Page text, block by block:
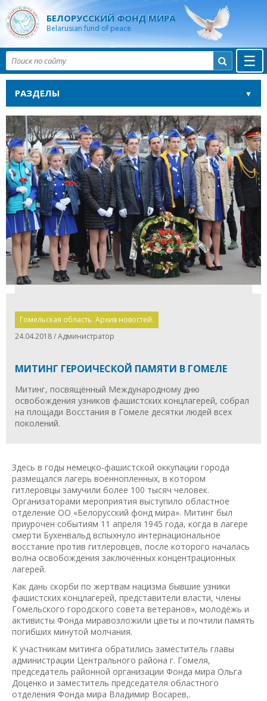
БЕЛОРУССКИЙ ФОНД МИРА
Belarusian fund of peace
☰

РАЗДЕЛЫ
Гомельская область. Архив новостей.
24.04.2018 / Администратор
МИТИНГ ГЕРОИЧЕСКОЙ ПАМЯТИ В ГОМЕЛЕ
Митинг, посвящённый Международному дню
освобождения узников фашистских концлагерей, собрал
на площади Восстания в Гомеле десятки людей всех
поколений.
Здесь в годы немецко-фашистской оккупации города
размещался лагерь военнопленных, в котором
гитлеровцы замучили более 100 тысяч человек.
Организаторами мероприятия выступило областное
отделение ОО «Белорусский фонд мира». Митинг был
приурочен событиям 11 апреля 1945 года, когда в лагере
смерти Бухенвальд вспыхнуло интернациональное
восстание против гитлеровцев, после которого началась
волна освобождения заключённых концентрационных
лагерей.
Как дань скорби по жертвам нацизма бывшие узники
фашистских концлагерей, представители власти, члены
Гомельского городского совета ветеранов», молодёжь и
активисты Фонда миравозложили цветы и почтили память
погибших минутой молчания.
К участникам митинга обратились заместитель главы
администрации Центрального района г. Гомеля,
председатель районной организации Фонда мира Ольга
Доценко и заместитель председателя областного
отделения Фонда мира Владимир Восарев,.